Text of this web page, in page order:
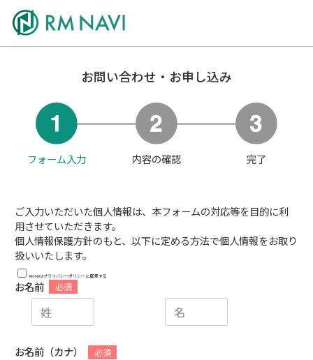
お問い合わせ・お申し込み
フォーム入力 内容の確認 完了
ご入力いただいた個人情報は、本フォームの対応等を目的に利
用させていただきます。
個人情報保護方針のもと、以下に定める方法で個人情報をお取り
扱いいたします。
RM NAVIプライバシーポリシーに同意する
お名前
お名前（カナ）